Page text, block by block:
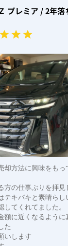
プレミア / 2年落
却方法に興味をもっ
方の仕事ぶりを拝見
テキパキと素晴らし
してくれてました。
額に近くなるように
た
いします